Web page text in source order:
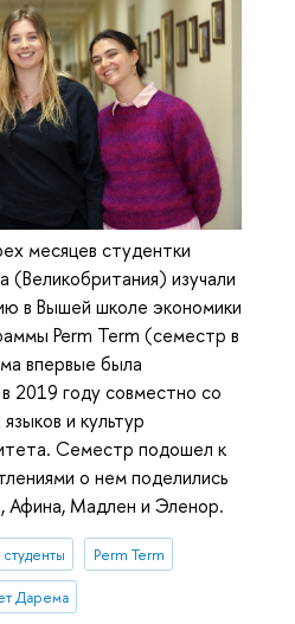
месяцев студентки
изучали
в Вышей школе экономики
Perm Term (семестр в
впервые была
2019 году совместно со
и культур
Семестр подошел к
о нем поделились
Афина, Мадлен и Эленор.
студенты Perm Term
Дарема